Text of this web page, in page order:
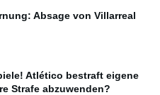
Absage von Villarreal
Atlético bestraft eigene
Strafe abzuwenden?